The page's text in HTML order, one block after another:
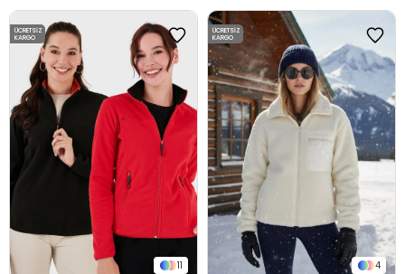
11
ÜCRETSIZ
KARGO
4
ÜCRETSIZ
KARGO